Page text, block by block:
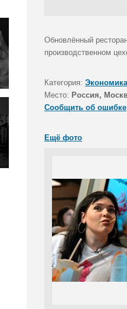
Обновлённый
производственном
Категория:
Место: Россия,
Сообщить об ошибке
Ещё фото